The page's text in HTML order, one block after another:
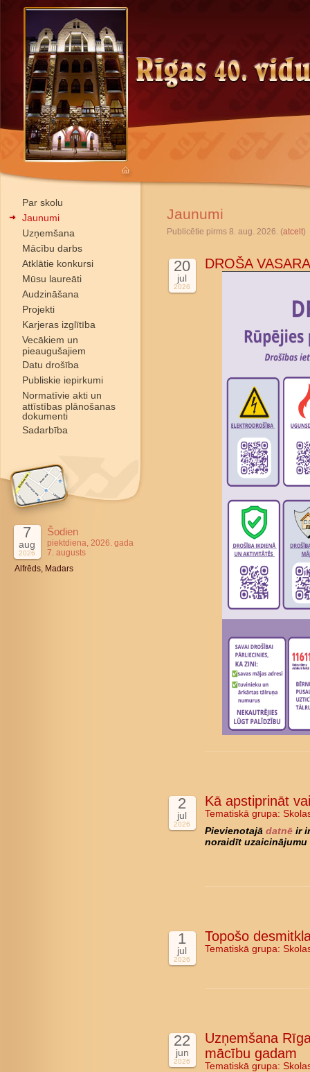
Par skolu
Jaunumi
Uzņemšana
Mācību darbs
Atklātie konkursi
Mūsu laureāti
Audzināšana
Projekti
Karjeras izglītība
Vecākiem un
pieaugušajiem
Datu drošība
Publiskie iepirkumi
Normatīvie akti un
attīstības plānošanas
dokumenti
Sadarbība
7
aug
2026
Šodien
piektdiena, 2026. gada
7. augusts
Alfrēds, Madars
Jaunumi
Publicētie pirms 8. aug. 2026. (atcelt)
20
jul
2026
DROŠA
2
jul
2026
Kā apstiprināt
Tematiskā grupa:
Pievienotajā datnē ir
noraidīt uzaicinājumu
1
jul
2026
Topošo
Tematiskā grupa:
22
jun
2026
Uzņemšana
mācību gadam
Tematiskā grupa: